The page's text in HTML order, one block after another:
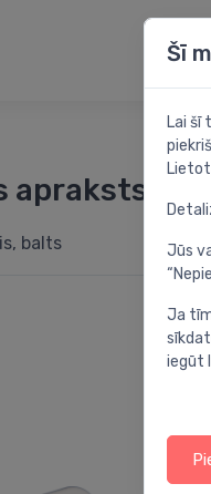
apraksts
balts
Šī
Lai šī
Jūs
Ja
iegūt